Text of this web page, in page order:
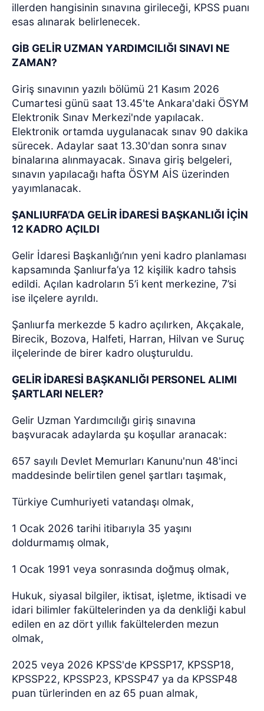
illerden hangisinin sınavına girileceği, KPSS puanı
esas alınarak belirlenecek.
GİB GELİR UZMAN YARDIMCILIĞI SINAVI NE
ZAMAN?
Giriş sınavının yazılı bölümü 21 Kasım 2026
Cumartesi günü saat 13.45'te Ankara'daki ÖSYM
Elektronik Sınav Merkezi'nde yapılacak.
Elektronik ortamda uygulanacak sınav 90 dakika
sürecek. Adaylar saat 13.30'dan sonra sınav
binalarına alınmayacak. Sınava giriş belgeleri,
sınavın yapılacağı hafta ÖSYM AİS üzerinden
yayımlanacak.
ŞANLIURFA’DA GELİR İDARESİ BAŞKANLIĞI İÇİN
12 KADRO AÇILDI
Gelir İdaresi Başkanlığı’nın yeni kadro planlaması
kapsamında Şanlıurfa’ya 12 kişilik kadro tahsis
edildi. Açılan kadroların 5’i kent merkezine, 7’si
ise ilçelere ayrıldı.
Şanlıurfa merkezde 5 kadro açılırken, Akçakale,
Birecik, Bozova, Halfeti, Harran, Hilvan ve Suruç
ilçelerinde de birer kadro oluşturuldu.
GELİR İDARESİ BAŞKANLIĞI PERSONEL ALIMI
ŞARTLARI NELER?
Gelir Uzman Yardımcılığı giriş sınavına
başvuracak adaylarda şu koşullar aranacak:
657 sayılı Devlet Memurları Kanunu'nun 48'inci
maddesinde belirtilen genel şartları taşımak,
Türkiye Cumhuriyeti vatandaşı olmak,
1 Ocak 2026 tarihi itibarıyla 35 yaşını
doldurmamış olmak,
1 Ocak 1991 veya sonrasında doğmuş olmak,
Hukuk, siyasal bilgiler, iktisat, işletme, iktisadi ve
idari bilimler fakültelerinden ya da denkliği kabul
edilen en az dört yıllık fakültelerden mezun
olmak,
2025 veya 2026 KPSS'de KPSSP17, KPSSP18,
KPSSP22, KPSSP23, KPSSP47 ya da KPSSP48
puan türlerinden en az 65 puan almak,